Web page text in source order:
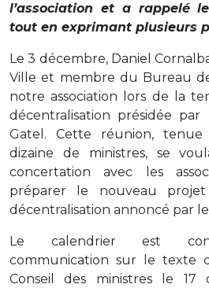
l’association et a rappelé
tout en exprimant plusieurs
Le 3 décembre, Daniel
Ville et membre du Bureau
notre association lors de la
décentralisation présidée par
Gatel. Cette réunion, tenue
dizaine de ministres, se
concertation avec les
préparer le nouveau
décentralisation annoncé par
Le calendrier est
communication sur le texte
Conseil des ministres le 17